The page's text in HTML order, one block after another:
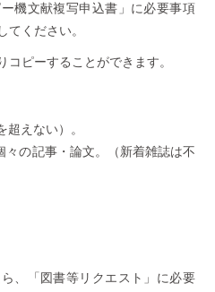
機文献複写申込書」に必要事項
てください。
コピーすることができます。
えない）。
々の記事・論文。（新着雑誌は不
、「図書等リクエスト」に必要